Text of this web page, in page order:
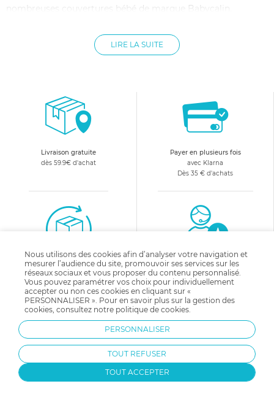
nombreuses couvertures bébé de marque Babycalin,
allobébé, vous êtes sûre de trouver celle qui conviendra le
mieux à votre enfant. La matière dont est faite la couverture
bébé en tricot, quant à elle, sera à la fois chaude et aérée.
Allobébé vous propose différentes formes et couleurs pour
les couvertures de bébé.
LIRE LA SUITE
Livraison gratuite
dès 59.9€ d'achat
Payer en plusieurs fois
avec Klarna
Dès 35 € d'achats
Changer d'avis
satisfait ou remboursé
Equipe d'experts
à votre écoute :
05 31 53 03 78
10€ offertsen vous abonnant
à notre newsletter !
Nous utilisons des cookies afin d’analyser votre navigation et
mesurer l’audience du site, promouvoir ses services sur les
réseaux sociaux et vous proposer du contenu personnalisé.
Vous pouvez paramétrer vos choix pour individuellement
accepter ou non ces cookies en cliquant sur «
PERSONNALISER ». Pour en savoir plus sur la gestion des
cookies, consultez notre politique de cookies.
PERSONNALISER
TOUT REFUSER
TOUT ACCEPTER